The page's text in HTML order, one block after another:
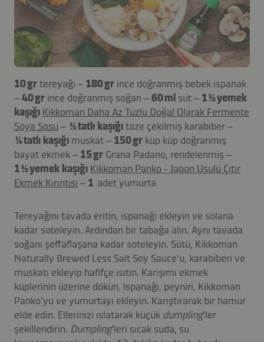
10 grtereyağı – 180 gr ince doğranmış bebek ıspanak
–40 gr ince doğranmış soğan –60 ml süt – 1 ½ yemek
kaşığı Kikkoman Daha Az Tuzlu Doğal Olarak Fermente
Soya Sosu – ⅓ tatlı kaşığıtaze çekilmiş karabiber –
¼ tatlı kaşığı muskat – 150 gr küp küp doğranmış
bayat ekmek – 15 gr Grana Padano, rendelenmiş –
1 ½ yemek kaşığı Kikkoman Panko - Japon Usulü Çıtır
Ekmek Kırıntısı – 1 adet yumurta
Tereyağını tavada eritin, ıspanağı ekleyin ve solana
kadar soteleyin. Ardından bir tabağa alın. Aynı tavada
soğanı şeffaflaşana kadar soteleyin. Sütü, Kikkoman
Naturally Brewed Less Salt Soy Sauce’u, karabiberi ve
muskatı ekleyip hafifçe ısıtın. Karışımı ekmek
küplerinin üzerine dökün. Ispanağı, peyniri, Kikkoman
Panko’yu ve yumurtayı ekleyin. Karıştırarak bir hamur
elde edin. Ellerinizi ıslatarak küçük dumpling’ler
şekillendirin. Dumpling’leri sıcak suda, su